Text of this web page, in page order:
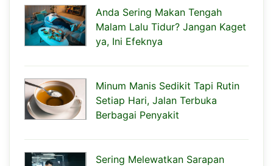
Anda Sering Makan Tengah
Malam Lalu Tidur? Jangan Kaget
ya, Ini Efeknya
Minum Manis Sedikit Tapi Rutin
Setiap Hari, Jalan Terbuka
Berbagai Penyakit
Sering Melewatkan Sarapan